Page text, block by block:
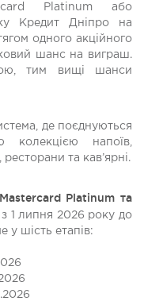
Platinum або
Кредит Дніпро на
одного акційного
шанс на виграш.
тим вищі шанси
де поєднуються
колекцією напоїв,
та кав’ярні.
Platinum та
1 липня 2026 року до
у шість етапів: